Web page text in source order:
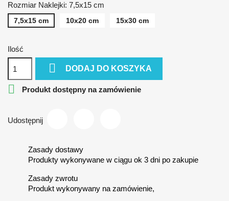
Rozmiar Naklejki: 7,5x15 cm
7,5x15 cm 10x20 cm 15x30 cm
Ilość
 DODAJ DO KOSZYKA
 Produkt dostępny na zamówienie
Udostępnij
Zasady dostawy
Produkty wykonywane w ciągu ok 3 dni po zakupie
Zasady zwrotu
Produkt wykonywany na zamówienie,